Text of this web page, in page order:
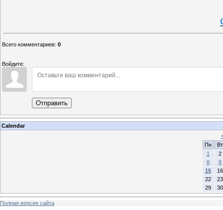
Всего комментариев: 0
Войдите:
Отправить
Calendar
Пн
Вт
1
2
8
9
15
16
22
23
29
30
Полная версия сайта